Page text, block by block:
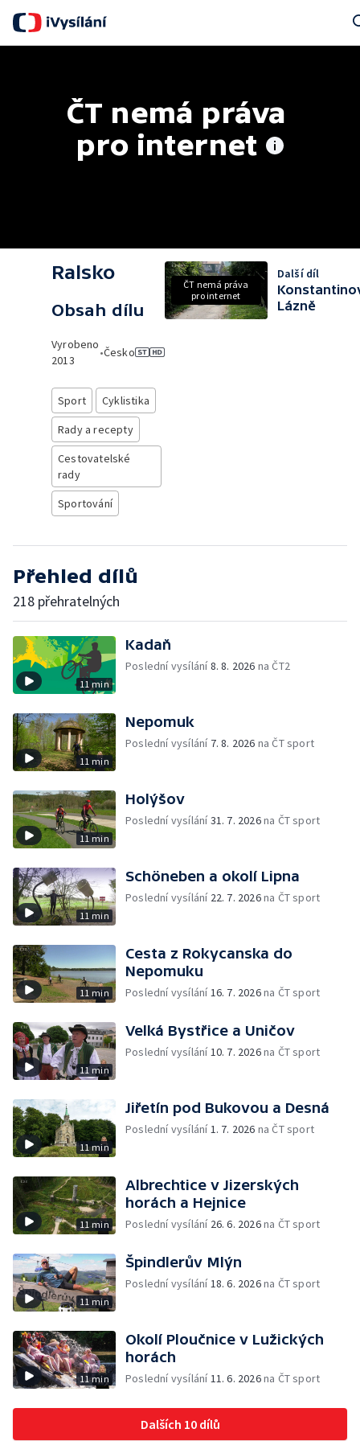
ČT nemá práva
pro internet
Ralsko
Obsah dílu
Vyrobeno
2013
•Česko
Sport
Cyklistika
Rady a recepty
Cestovatelské
rady
Sportování
ČT nemá práva
pro internet
Další díl
Lázně
Přehled dílů
218 přehratelných
11 min
Kadaň
Poslední vysílání8. 8. 2026 na ČT2
11 min
Nepomuk
Poslední vysílání 7. 8. 2026 na ČT sport
11 min
Holýšov
Poslední vysílání31. 7. 2026na ČT sport
11 min
Schöneben a okolí Lipna
Poslední vysílání 22. 7. 2026na ČT sport
11 min
Cesta z Rokycanska do
Nepomuku
Poslední vysílání16. 7. 2026na ČT sport
11 min
Velká Bystřice a Uničov
Poslední vysílání10. 7. 2026na ČT sport
11 min
Jiřetín pod Bukovou a Desná
Poslední vysílání1. 7. 2026 na ČT sport
11 min
Albrechtice v Jizerských
horách a Hejnice
Poslední vysílání 26. 6. 2026na ČT sport
11 min
Špindlerův Mlýn
Poslední vysílání18. 6. 2026na ČT sport
11 min
Okolí Ploučnice v Lužických
horách
Poslední vysílání11. 6. 2026na ČT sport
Dalších 10 dílů